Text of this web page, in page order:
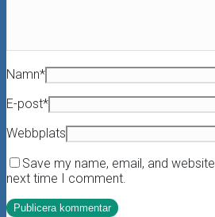
Namn*
E-post*
Webbplats
Save my name, email, and
next time I comment.